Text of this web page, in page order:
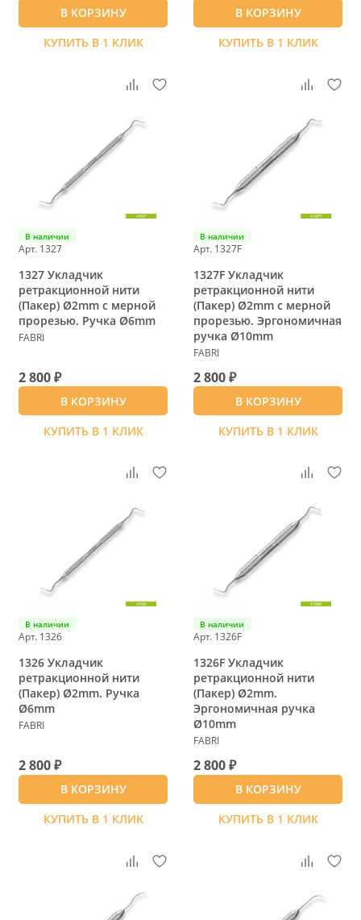
В КОРЗИНУ
КУПИТЬ В 1 КЛИК
В КОРЗИНУ
КУПИТЬ В 1 КЛИК
В наличии
Арт. 1327
1327 Укладчик
ретракционной нити
(Пакер) Ø2mm c мерной
прорезью. Ручка Ø6mm
FABRI
2 800 ₽
В КОРЗИНУ
КУПИТЬ В 1 КЛИК
В наличии
Арт. 1327F
1327F Укладчик
ретракционной нити
(Пакер) Ø2mm c мерной
прорезью. Эргономичная
ручка Ø10mm
FABRI
2 800 ₽
В КОРЗИНУ
КУПИТЬ В 1 КЛИК
В наличии
Арт. 1326
1326 Укладчик
ретракционной нити
(Пакер) Ø2mm. Ручка
Ø6mm
FABRI
2 800 ₽
В КОРЗИНУ
КУПИТЬ В 1 КЛИК
В наличии
Арт. 1326F
1326F Укладчик
ретракционной нити
(Пакер) Ø2mm.
Эргономичная ручка
Ø10mm
FABRI
2 800 ₽
В КОРЗИНУ
КУПИТЬ В 1 КЛИК